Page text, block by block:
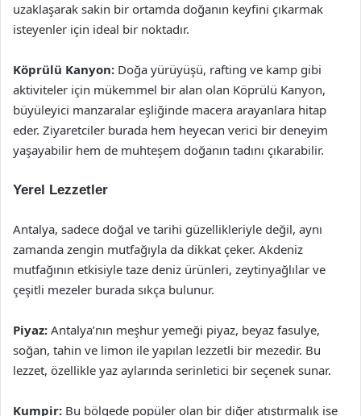
uzaklaşarak sakin bir ortamda doğanın keyfini çıkarmak
isteyenler için ideal bir noktadır.
Köprülü Kanyon: Doğa yürüyüşü, rafting ve kamp gibi
aktiviteler için mükemmel bir alan olan Köprülü Kanyon,
büyüleyici manzaralar eşliğinde macera arayanlara hitap
eder. Ziyaretciler burada hem heyecan verici bir deneyim
yaşayabilir hem de muhteşem doğanın tadını çıkarabilir.
Yerel Lezzetler
Antalya, sadece doğal ve tarihi güzellikleriyle değil, aynı
zamanda zengin mutfağıyla da dikkat çeker. Akdeniz
mutfağının etkisiyle taze deniz ürünleri, zeytinyağlılar ve
çeşitli mezeler burada sıkça bulunur.
Piyaz: Antalya’nın meşhur yemeği piyaz, beyaz fasulye,
soğan, tahin ve limon ile yapılan lezzetli bir mezedir. Bu
lezzet, özellikle yaz aylarında serinletici bir seçenek sunar.
Kumpir: Bu bölgede popüler olan bir diğer atıştırmalık ise